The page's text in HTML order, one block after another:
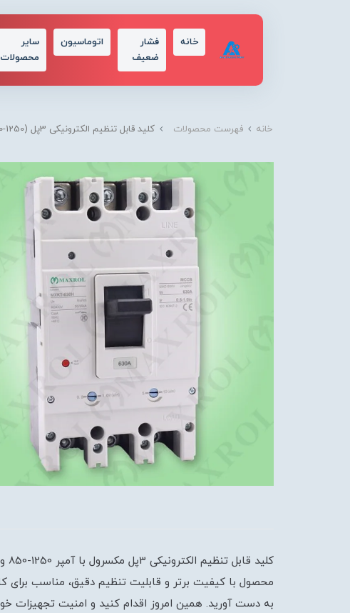
خانه
فشار
ضعیف
اتوماسیون
سایر
محصولات
خانه فهرست محصولات کلید قابل تنظیم الکترونیکی 3پل (1250-850) آمپر 50KA تیپ 1250 برند MAXROL - مکسرول
به دست آورید. همین امروز اقدام کنید و امنیت تجهیزات